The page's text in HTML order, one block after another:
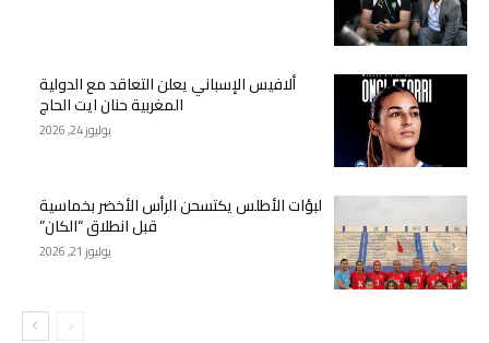
ألافيس الإسباني يعلن التعاقد مع الدولية
المغربية حنان ايت الحاج
يوليوز 24, 2026
لبؤات الأطلس يكتسحن الرأس الأخضر بخماسية
قبل انطلاق “الكان”
يوليوز 21, 2026